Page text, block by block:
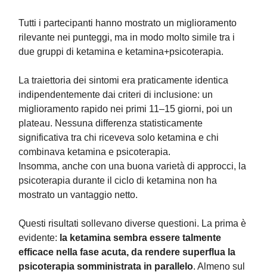
Tutti i partecipanti hanno mostrato un miglioramento
rilevante nei punteggi, ma in modo molto simile tra i
due gruppi di ketamina e ketamina+psicoterapia.
La traiettoria dei sintomi era praticamente identica
indipendentemente dai criteri di inclusione: un
miglioramento rapido nei primi 11–15 giorni, poi un
plateau. Nessuna differenza statisticamente
significativa tra chi riceveva solo ketamina e chi
combinava ketamina e psicoterapia.
Insomma, anche con una buona varietà di approcci, la
psicoterapia durante il ciclo di ketamina non ha
mostrato un vantaggio netto.
Questi risultati sollevano diverse questioni. La prima è
evidente: la ketamina sembra essere talmente
efficace nella fase acuta, da rendere superflua la
psicoterapia somministrata in parallelo. Almeno sul